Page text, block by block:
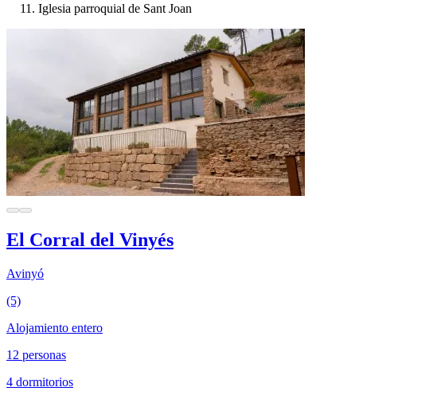
Iglesia parroquial de Sant Joan
El Corral del Vinyés
Avinyó
(5)
Alojamiento entero
12 personas
4 dormitorios